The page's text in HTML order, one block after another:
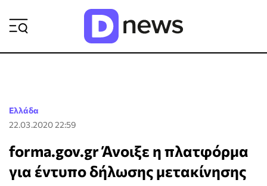
Ελλάδα
22.03.2020 22:59
forma.gov.gr Άνοιξε η πλατφόρμα
για έντυπο δήλωσης μετακίνησης